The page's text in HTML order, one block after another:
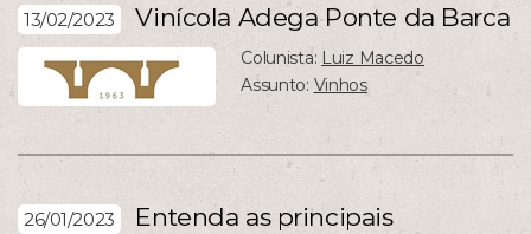
13/02/2023 Vinícola Adega Ponte da Barca
Colunista: Luiz Macedo
Assunto: Vinhos
26/01/2023
Entenda as principais